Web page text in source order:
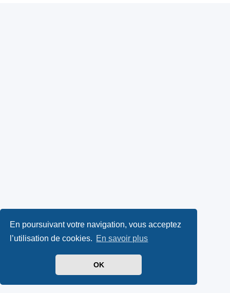
En poursuivant votre navigation, vous acceptez
l’utilisation de cookies. En savoir plus
OK